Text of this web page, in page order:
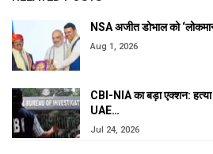
NSA अजीत डोभाल को
Aug 1, 2026
CBI-NIA का बड़ा एक्शन:
UAE…
Jul 24, 2026